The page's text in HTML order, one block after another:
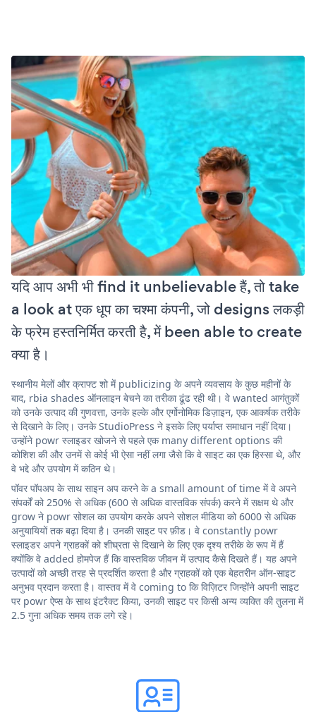
यदि आप अभी भी find it unbelievable हैं, तो take
a look at एक धूप का चश्मा कंपनी, जो designs लकड़ी
के फ्रेम हस्तनिर्मित करती है, में been able to create
क्या है।
स्थानीय मेलों और क्राफ्ट शो में publicizing के अपने व्यवसाय के कुछ महीनों के
बाद, rbia shades ऑनलाइन बेचने का तरीका ढूंढ रही थी। वे wanted आगंतुकों
को उनके उत्पाद की गुणवत्ता, उनके हल्के और एर्गोनोमिक डिज़ाइन, एक आकर्षक तरीके
से दिखाने के लिए। उनके StudioPress ने इसके लिए पर्याप्त समाधान नहीं दिया।
उन्होंने powr स्लाइडर खोजने से पहले एक many different options की
कोशिश की और उनमें से कोई भी ऐसा नहीं लगा जैसे कि वे साइट का एक हिस्सा थे, और
वे भद्दे और उपयोग में कठिन थे।
पॉवर पॉपअप के साथ साइन अप करने के a small amount of time में वे अपने
संपर्कों को 250% से अधिक (600 से अधिक वास्तविक संपर्क) करने में सक्षम थे और
grow ने powr सोशल का उपयोग करके अपने सोशल मीडिया को 6000 से अधिक
अनुयायियों तक बढ़ा दिया है। उनकी साइट पर फ़ीड। वे constantly powr
स्लाइडर अपने ग्राहकों को शीघ्रता से दिखाने के लिए एक दृश्य तरीके के रूप में हैं
क्योंकि वे added होमपेज हैं कि वास्तविक जीवन में उत्पाद कैसे दिखते हैं। यह अपने
उत्पादों को अच्छी तरह से प्रदर्शित करता है और ग्राहकों को एक बेहतरीन ऑन-साइट
अनुभव प्रदान करता है। वास्तव में वे coming to कि विज़िटर जिन्होंने अपनी साइट
पर powr ऐप्स के साथ इंटरैक्ट किया, उनकी साइट पर किसी अन्य व्यक्ति की तुलना में
2.5 गुना अधिक समय तक लगे रहे।